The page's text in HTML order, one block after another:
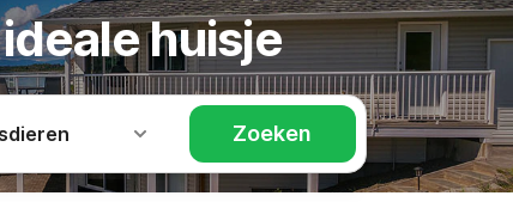
huisje
Zoeken